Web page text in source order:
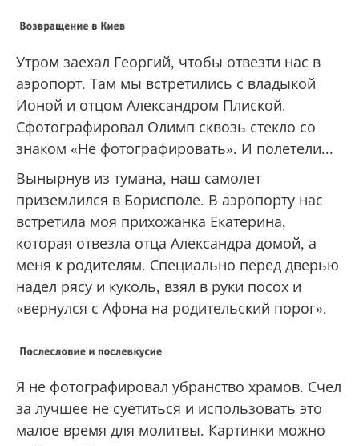
Утром заехал Георгий, чтобы отвезти нас в
аэропорт. Там мы встретились с владыкой
Ионой и отцом Александром Плиской.
Сфотографировал Олимп сквозь стекло со
знаком «Не фотографировать». И полетели...
приземлился в Борисполе. В аэропорту нас
которая отвезла отца Александра домой, а
меня к родителям. Специально перед дверью
надел рясу и куколь, взял в руки посох и